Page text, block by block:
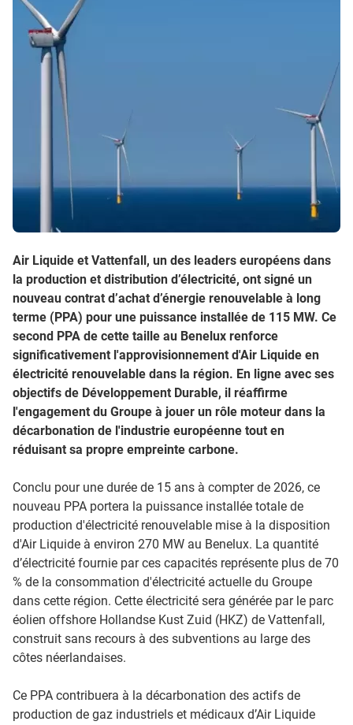
Air Liquide et Vattenfall, un des leaders européens dans
la production et distribution d’électricité, ont signé un
nouveau contrat d’achat d’énergie renouvelable à long
terme (PPA) pour une puissance installée de 115 MW. Ce
second PPA de cette taille au Benelux renforce
significativement l'approvisionnement d'Air Liquide en
électricité renouvelable dans la région. En ligne avec ses
objectifs de Développement Durable, il réaffirme
l'engagement du Groupe à jouer un rôle moteur dans la
décarbonation de l'industrie européenne tout en
réduisant sa propre empreinte carbone.
Conclu pour une durée de 15 ans à compter de 2026, ce
nouveau PPA portera la puissance installée totale de
production d'électricité renouvelable mise à la disposition
d'Air Liquide à environ 270 MW au Benelux. La quantité
d’électricité fournie par ces capacités représente plus de 70
% de la consommation d'électricité actuelle du Groupe
dans cette région. Cette électricité sera générée par le parc
éolien offshore Hollandse Kust Zuid (HKZ) de Vattenfall,
construit sans recours à des subventions au large des
côtes néerlandaises.
Ce PPA contribuera à la décarbonation des actifs de
production de gaz industriels et médicaux d’Air Liquide